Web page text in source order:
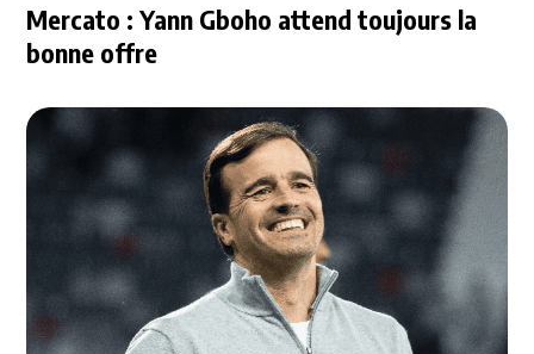
Mercato : Yann Gboho attend toujours la
bonne offre